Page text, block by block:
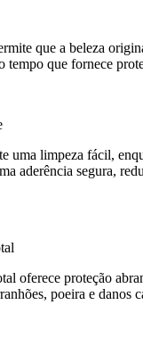
que a beleza
tempo que fornece
uma limpeza fácil,
aderência segura,
oferece proteção
poeira e danos